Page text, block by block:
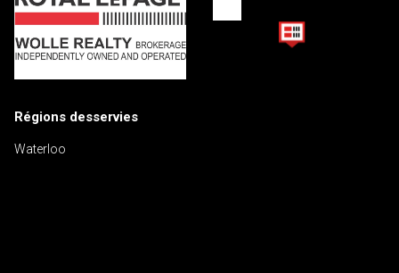
Régions desservies
Waterloo